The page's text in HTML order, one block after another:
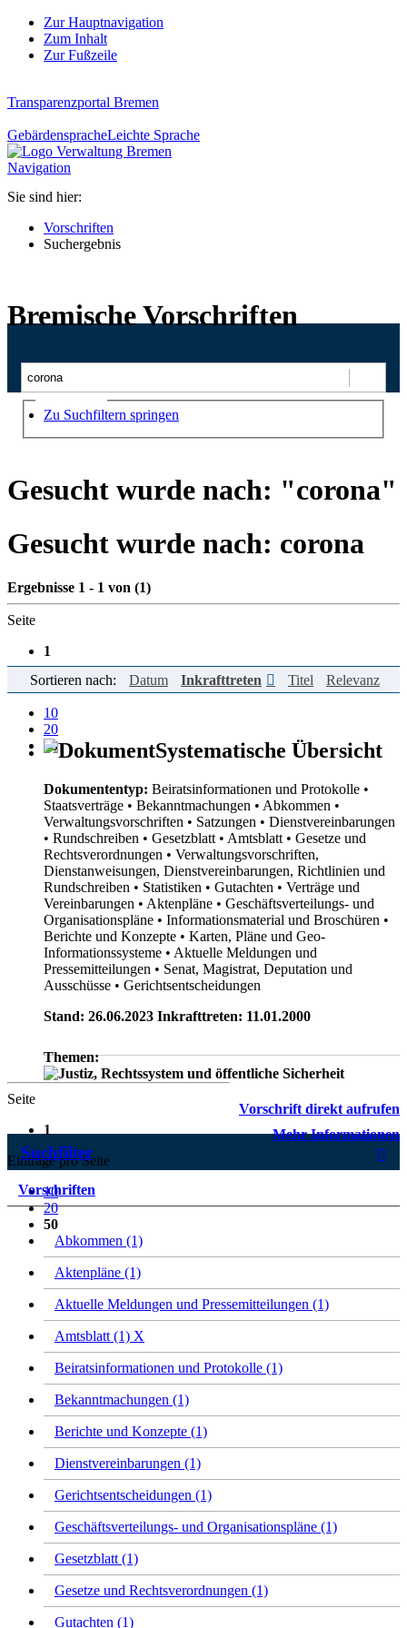
Zur Hauptnavigation
Zum Inhalt
Zur Fußzeile
Transparenzportal Bremen
GebärdenspracheLeichte Sprache
Navigation
Sie sind hier:
Vorschriften
Suchergebnis
Bremische Vorschriften
Suchen
Zu Suchfiltern springen
Gesucht wurde nach: "corona"
Gesucht wurde nach: corona
Ergebnisse 1 - 1 von (1)
Seite
1
Einträge pro Seite
10
20
50
Sortieren nach: Datum Inkrafttreten Titel Relevanz
Systematische Übersicht
Dokumententyp: Beiratsinformationen und Protokolle •
Staatsverträge • Bekanntmachungen • Abkommen •
Verwaltungsvorschriften • Satzungen • Dienstvereinbarungen
• Rundschreiben • Gesetzblatt • Amtsblatt • Gesetze und
Rechtsverordnungen • Verwaltungsvorschriften,
Dienstanweisungen, Dienstvereinbarungen, Richtlinien und
Rundschreiben • Statistiken • Gutachten • Verträge und
Vereinbarungen • Aktenpläne • Geschäftsverteilungs- und
Organisationspläne • Informationsmaterial und Broschüren •
Berichte und Konzepte • Karten, Pläne und Geo-
Informationssysteme • Aktuelle Meldungen und
Pressemitteilungen • Senat, Magistrat, Deputation und
Ausschüsse • Gerichtsentscheidungen
Stand: 26.06.2023 Inkrafttreten: 11.01.2000
Themen:
Vorschrift direkt aufrufen
Mehr Informationen
Seite
1
Einträge pro Seite
10
20
50
Suchfilter
Vorschriften
Abkommen (1)
Aktenpläne (1)
Aktuelle Meldungen und Pressemitteilungen (1)
Amtsblatt (1) X
Beiratsinformationen und Protokolle (1)
Bekanntmachungen (1)
Berichte und Konzepte (1)
Dienstvereinbarungen (1)
Gerichtsentscheidungen (1)
Geschäftsverteilungs- und Organisationspläne (1)
Gesetzblatt (1)
Gesetze und Rechtsverordnungen (1)
Gutachten (1)